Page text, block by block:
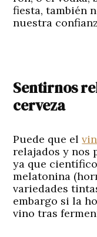
fiesta, también
nuestra
Sentirnos
cerveza
Puede que el
relajados y nos
ya que
melatonina
variedades
embargo si la
vino tras